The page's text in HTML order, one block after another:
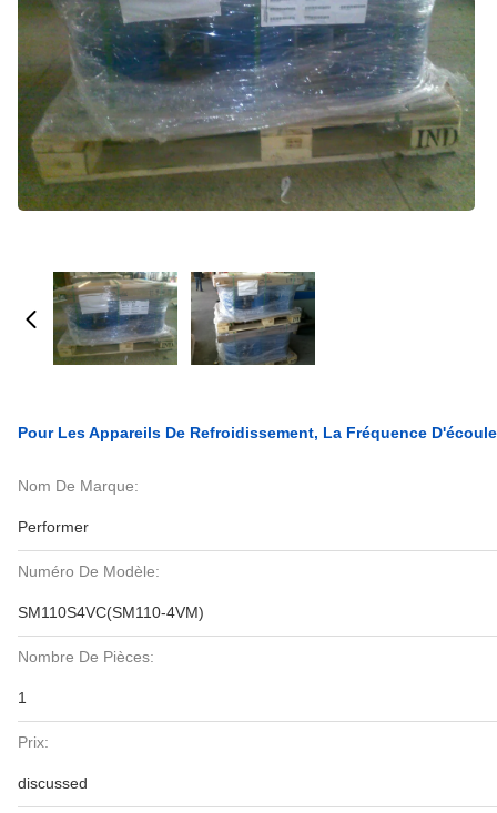
Pour Les Appareils De Refroidissement, La Fréquence
Nom De Marque:
Performer
Numéro De Modèle:
SM110S4VC(SM110-4VM)
Nombre De Pièces:
1
Prix:
discussed